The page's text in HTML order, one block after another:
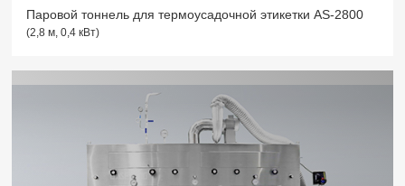
Паровой тоннель для термоусадочной этикетки AS-2800
(2,8 м, 0,4 кВт)